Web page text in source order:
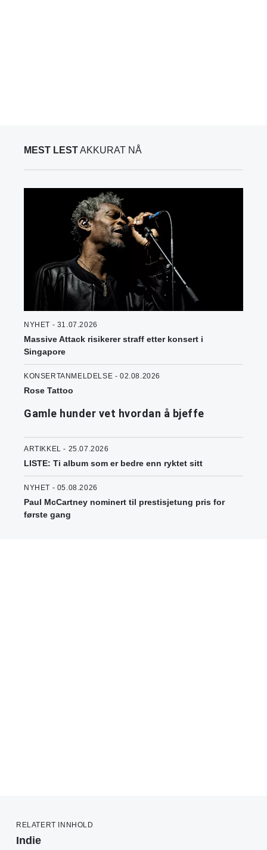
MEST LESTAKKURAT NÅ
NYHET - 31.07.2026
Massive Attack risikerer straff etter konsert i
Singapore
KONSERTANMELDELSE - 02.08.2026
Rose Tattoo
Gamle hunder vet hvordan å bjeffe
ARTIKKEL - 25.07.2026
LISTE: Ti album som er bedre enn ryktet sitt
NYHET - 05.08.2026
Paul McCartney nominert til prestisjetung pris for
første gang
RELATERT INNHOLD
Indie